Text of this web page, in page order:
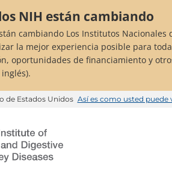
NIH están cambiando
cambiando Los Institutos
la mejor experiencia posible para
oportunidades de financiamiento y
de Estados Unidos Así es como usted puede